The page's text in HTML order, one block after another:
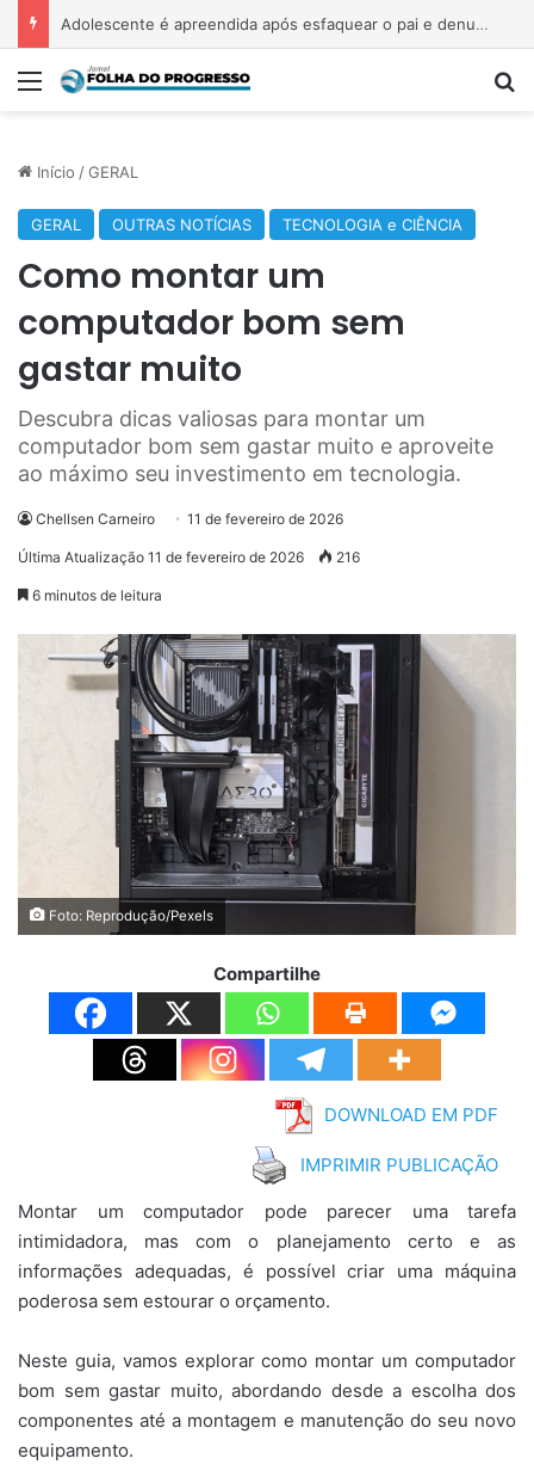
Adolescente é apreendida após esfaquear o pai e denunciar abuso sexual
Menu
Início /GERAL
GERAL OUTRAS NOTÍCIAS TECNOLOGIA e CIÊNCIA
Como montar um
computador bom sem
gastar muito
Descubra dicas valiosas para montar um
computador bom sem gastar muito e aproveite
ao máximo seu investimento em tecnologia.
Chellsen Carneiro 11 de fevereiro de 2026
Última Atualização 11 de fevereiro de 2026 216
6 minutos de leitura
Foto: Reprodução/Pexels
Compartilhe
DOWNLOAD EM PDF
IMPRIMIR PUBLICAÇÃO
Montar um computador pode parecer uma tarefa
intimidadora, mas com o planejamento certo e as
informações adequadas, é possível criar uma máquina
poderosa sem estourar o orçamento.
Neste guia, vamos explorar como montar um computador
bom sem gastar muito, abordando desde a escolha dos
componentes até a montagem e manutenção do seu novo
equipamento.